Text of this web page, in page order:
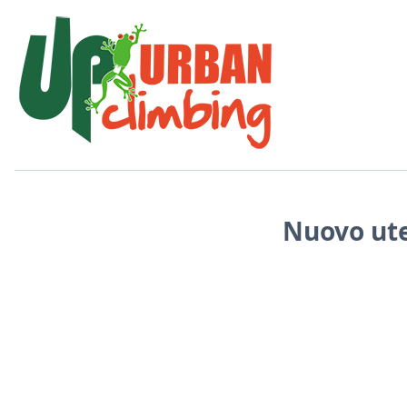
Nuovo